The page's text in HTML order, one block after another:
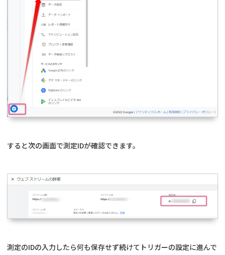
すると次の画面で測定IDが確認できます。
測定のIDの入力したら何も保存せず続けてトリガーの設定に進んで